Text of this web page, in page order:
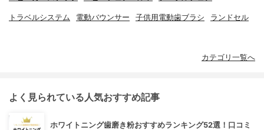
トラベルシステム 電動バウンサー 子供用電動歯ブラシ ランドセル
カテゴリ一覧へ
よく見られている人気おすすめ記事
ホワイトニング歯磨き粉おすすめランキング52選！口コミ